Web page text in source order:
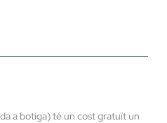
a botiga) té un cost gratuït un